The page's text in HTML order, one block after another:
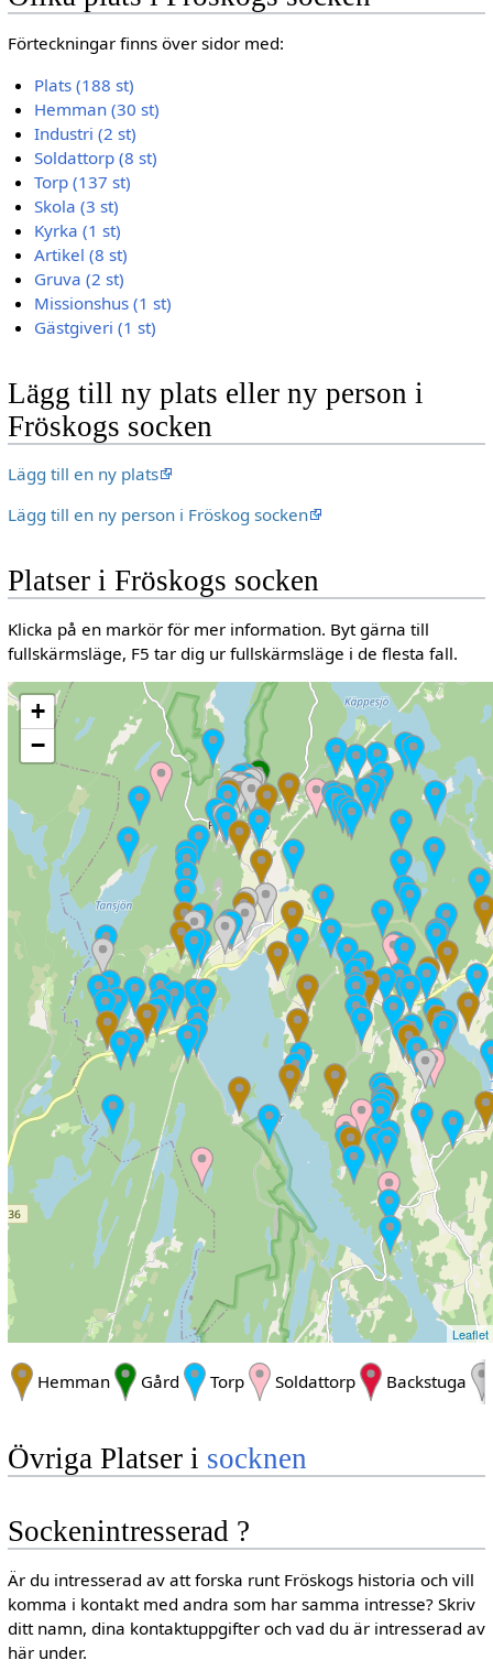
Förteckningar finns över sidor med:
Plats (188 st)
Hemman (30 st)
Industri (2 st)
Soldattorp (8 st)
Torp (137 st)
Skola (3 st)
Kyrka (1 st)
Artikel (8 st)
Gruva (2 st)
Missionshus (1 st)
Gästgiveri (1 st)
Lägg till ny plats eller ny person i
Fröskogs socken
Lägg till en ny plats
Lägg till en ny person i Fröskog socken
Platser i Fröskogs socken
Klicka på en markör för mer information. Byt gärna till
fullskärmsläge, F5 tar dig ur fullskärmsläge i de flesta fall.
+
−
Leaflet
Hemman Gård Torp Soldattorp Backstuga
Övriga Platser i socknen
Sockenintresserad ?
Är du intresserad av att forska runt Fröskogs historia och vill
komma i kontakt med andra som har samma intresse? Skriv
ditt namn, dina kontaktuppgifter och vad du är intresserad av
här under.